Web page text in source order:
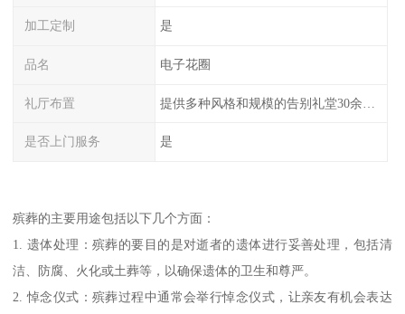
加工定制 是
品名 电子花圈
礼厅布置
是否上门服务 是
殡葬的主要用途包括以下几个方面：
1. 遗体处理：殡葬的要目的是对逝者的遗体进行妥善处理，包括清
洁、防腐、火化或土葬等，以确保遗体的卫生和尊严。
2. 悼念仪式：殡葬过程中通常会举行悼念仪式，让亲友有机会表达